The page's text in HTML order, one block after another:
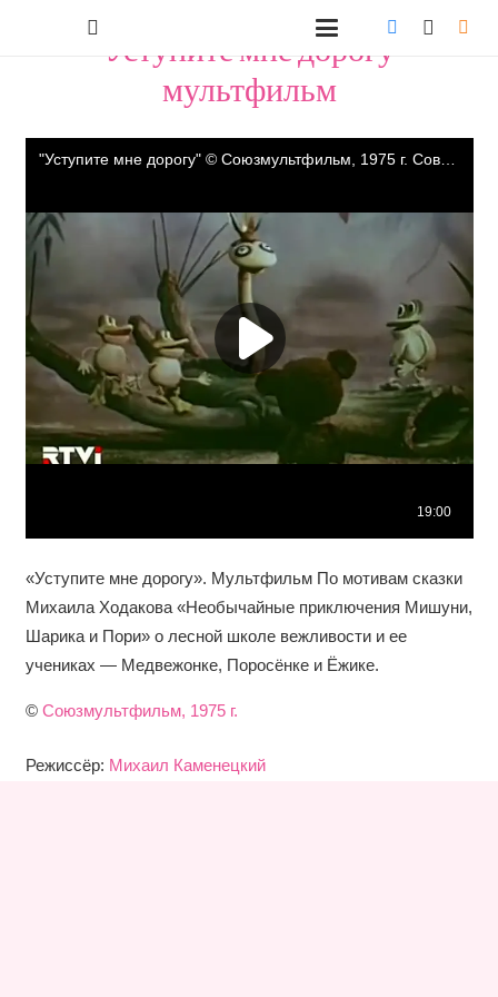
"Уступите мне дорогу"
мультфильм
«Уступите мне дорогу». Мультфильм По мотивам сказки
Михаила Ходакова «Необычайные приключения Мишуни,
Шарика и Пори» о лесной школе вежливости и ее
учениках — Медвежонке, Поросёнке и Ёжике.
© Союзмультфильм, 1975 г.
Режиссёр: Михаил Каменецкий